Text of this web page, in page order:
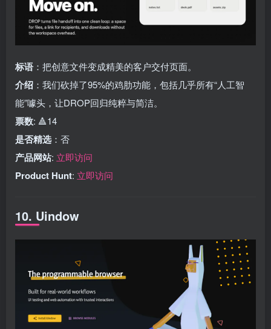
标语 ：把创意文件变成精美的客户交付页面。
介绍 ：我们砍掉了95%的鸡肋功能，包括几乎所有“人工智
能”噱头，让DROP回归纯粹与简洁。
票数: 🔺14
是否精选 ：否
产品网站: 立即访问
Product Hunt: 立即访问
10. Uindow